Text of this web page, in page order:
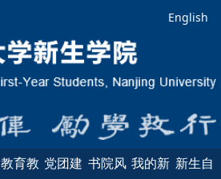
English
教育教 党团建 书院风 我的新 新生自